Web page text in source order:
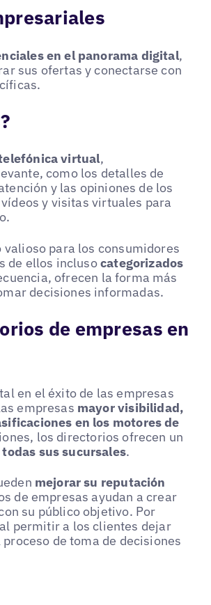
en el panorama digital,
sus ofertas y conectarse con
virtual,
como los detalles de
y las opiniones de los
y visitas virtuales para
para los consumidores
de ellos inclusocategorizados
ofrecen la forma más
decisiones informadas.
de empresas en
en el éxito de las empresas
empresas mayor visibilidad,
en los motores de
los directorios ofrecen un
sus sucursales.
mejorar su reputación
de empresas ayudan a crear
su público objetivo. Por
al permitir a los clientes dejar
de toma de decisiones